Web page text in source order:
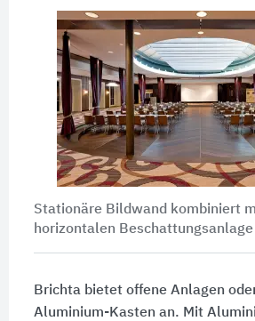
Stationäre Bildwand kombiniert
horizontalen
Brichta bietet offene Anlagen
Aluminium-Kasten an. Mit